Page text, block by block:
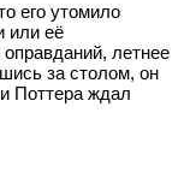
его утомило
или её
летнее
за столом, он
Поттера ждал